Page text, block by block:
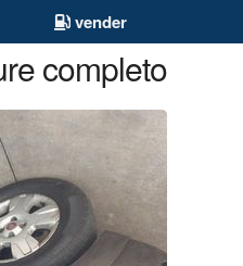
vender
completo